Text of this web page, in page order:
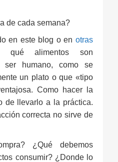
de cada semana?
en este blog o en otras
qué alimentos son
ser humano, como se
un plato o que «tipo
Como hacer la
de llevarlo a la práctica.
correcta no sirve de
¿Qué debemos
consumir? ¿Donde lo